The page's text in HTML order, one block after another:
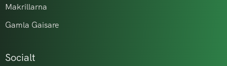
Makrillarna
Gamla Gaisare
Socialt